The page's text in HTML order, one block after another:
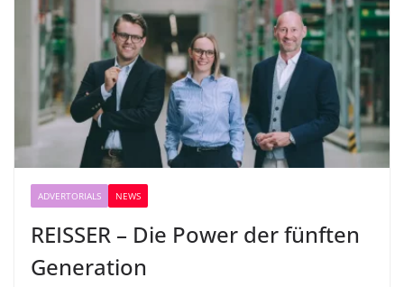
ADVERTORIALS NEWS
REISSER – Die Power der fünften
Generation